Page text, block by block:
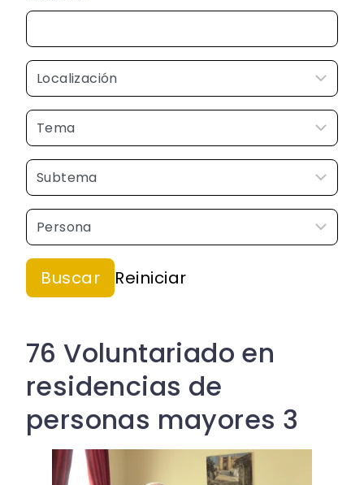
76 Voluntariado en
residencias de
personas mayores 3